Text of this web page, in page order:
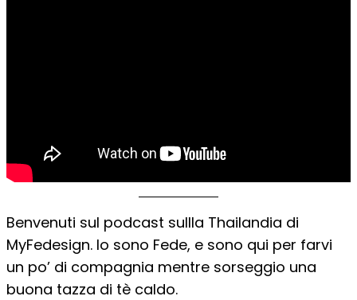
Benvenuti sul podcast sullla Thailandia di
MyFedesign. Io sono Fede, e sono qui per farvi
un po’ di compagnia mentre sorseggio una
buona tazza di tè caldo.